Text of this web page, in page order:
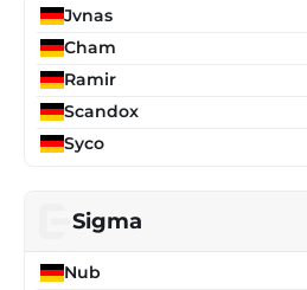
Jvnas
Cham
Ramir
Scandox
Syco
Sigma
Nub